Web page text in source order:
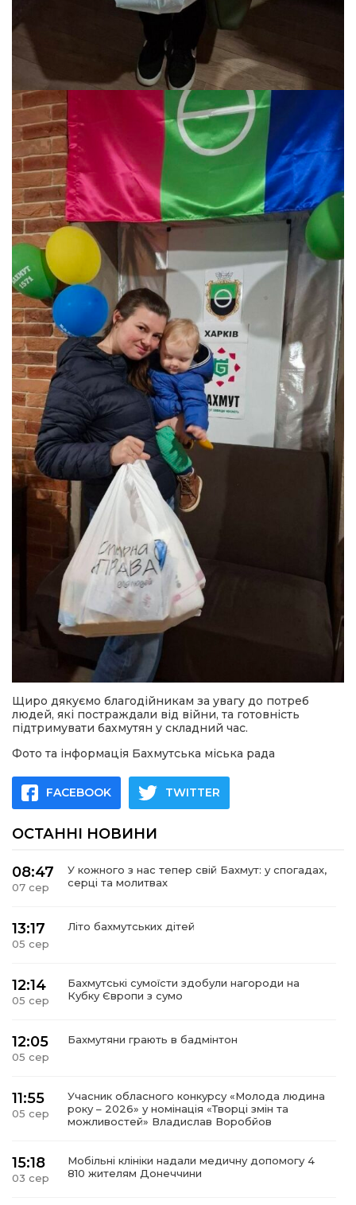
Щиро дякуємо благодійникам за увагу до потреб
людей, які постраждали від війни, та готовність
підтримувати бахмутян у складний час.
Фото та інформація Бахмутська міська рада
FACEBOOK TWITTER
ОСТАННІ НОВИНИ
08:47
07 сер
У кожного з нас тепер свій Бахмут: у спогадах,
серці та молитвах
13:17
05 сер
Літо бахмутських дітей
12:14
05 сер
Бахмутські сумоїсти здобули нагороди на
Кубку Європи з сумо
12:05
05 сер
Бахмутяни грають в бадмінтон
11:55
05 сер
Учасник обласного конкурсу «Молода людина
року – 2026» у номінація «Творці змін та
можливостей» Владислав Воробйов
15:18
03 сер
Мобільні клініки надали медичну допомогу 4
810 жителям Донеччини